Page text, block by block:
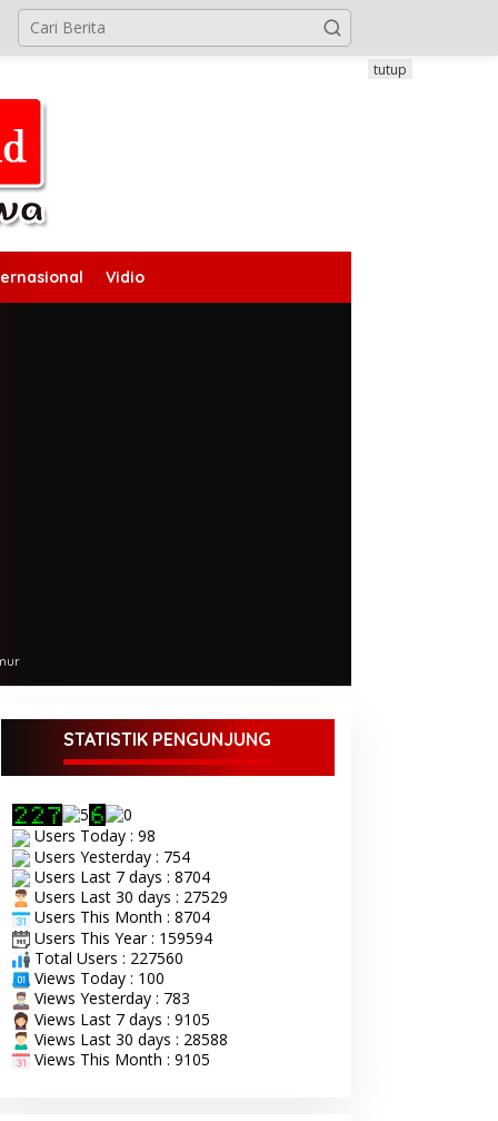
Vidio
tutup
STATISTIK PENGUNJUNG
Users Today : 98
Users Yesterday : 754
Users Last 7 days : 8704
Users Last 30 days : 27529
Users This Month : 8704
Users This Year : 159594
Total Users : 227560
Views Today : 100
Views Yesterday : 783
Views Last 7 days : 9105
Views Last 30 days : 28588
Views This Month : 9105